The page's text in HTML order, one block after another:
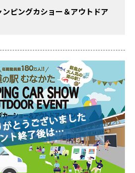
ピングカショー＆アウトドア